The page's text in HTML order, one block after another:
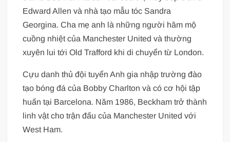
Edward Allen và nhà tạo mẫu tóc Sandra
Georgina. Cha mẹ anh là những người hâm mộ
cuồng nhiệt của Manchester United và thường
xuyên lui tới Old Trafford khi di chuyển từ London.
Cựu danh thủ đội tuyển Anh gia nhập trường đào
tạo bóng đá của Bobby Charlton và có cơ hội tập
huấn tại Barcelona. Năm 1986, Beckham trở thành
linh vật cho trận đấu của Manchester United với
West Ham.